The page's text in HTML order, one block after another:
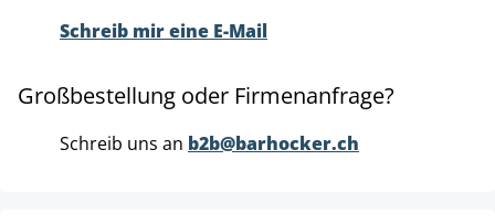
Schreib mir eine E-Mail
Großbestellung oder Firmenanfrage?
Schreib uns an b2b@barhocker.ch